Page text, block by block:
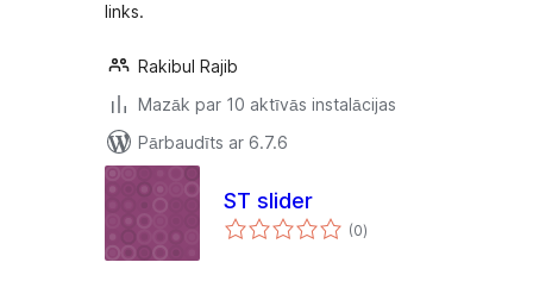
links.
Rakibul Rajib
Mazāk par 10 aktīvās instalācijas
Pārbaudīts ar 6.7.6
ST slider
(0vērtējumu
kopsumma
)